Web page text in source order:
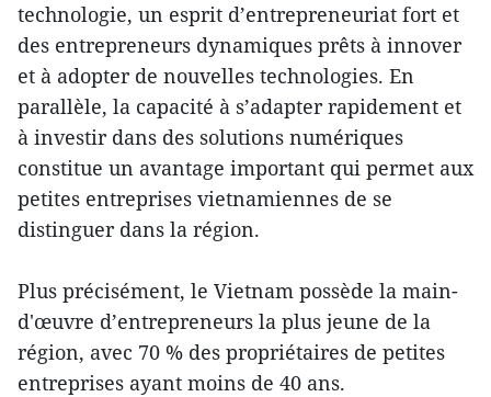
technologie, un esprit d’entrepreneuriat fort et
des entrepreneurs dynamiques prêts à innover
et à adopter de nouvelles technologies. En
parallèle, la capacité à s’adapter rapidement et
à investir dans des solutions numériques
constitue un avantage important qui permet aux
petites entreprises vietnamiennes de se
distinguer dans la région.
Plus précisément, le Vietnam possède la main-
d'œuvre d’entrepreneurs la plus jeune de la
région, avec 70 % des propriétaires de petites
entreprises ayant moins de 40 ans.